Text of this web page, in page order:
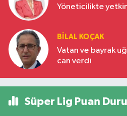
Yöneticilikte
BILAL KOÇAK
Vatan ve bayrak
can verdi
Süper Lig Puan